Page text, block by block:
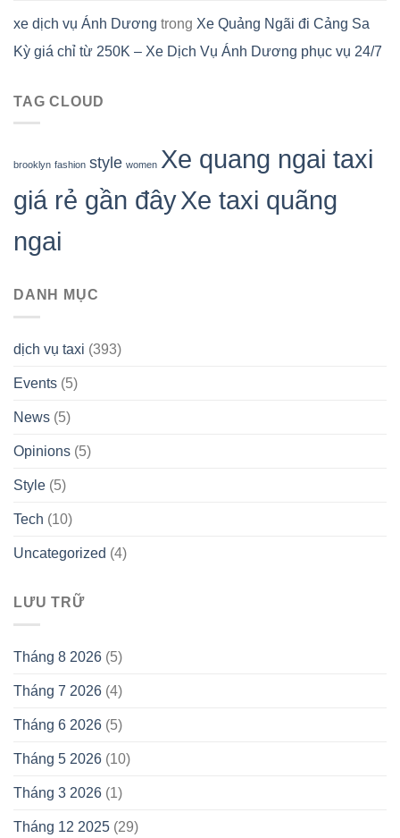
xe dịch vụ Ánh Dương trong Xe Quảng Ngãi đi Cảng Sa
Kỳ giá chỉ từ 250K – Xe Dịch Vụ Ánh Dương phục vụ 24/7
TAG CLOUD
brooklyn fashion style women Xe quang ngai taxi
giá rẻ gần đâyXe taxi quãng
ngai
DANH MỤC
dịch vụ taxi (393)
Events (5)
News (5)
Opinions (5)
Style (5)
Tech (10)
Uncategorized (4)
LƯU TRỮ
Tháng 8 2026 (5)
Tháng 7 2026 (4)
Tháng 6 2026 (5)
Tháng 5 2026 (10)
Tháng 3 2026 (1)
Tháng 12 2025 (29)